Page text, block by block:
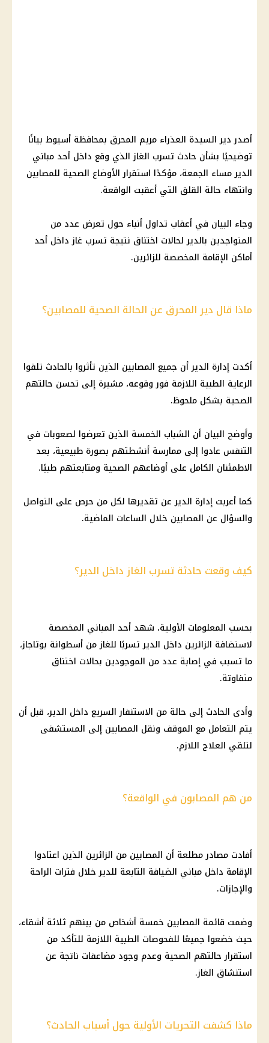
أصدردير السيدة العذراء مريم المحرق بمحافظة أسيوط بيانًا
توضيحيًا بشأن حادث تسرب الغازالذي وقع داخل أحد مباني
الدير مساء الجمعة، مؤكدًا استقرار الأوضاع الصحية للمصابين
وانتهاء حالة القلق التي أعقبت الواقعة.
وجاء البيان في أعقاب تداول أنباء حول تعرض عدد من
المتواجدين بالدير لحالات اختناق نتيجة تسرب غازداخل أحد
أماكن الإقامة المخصصة للزائرين.
ماذا قال دير المحرق عن الحالة الصحية للمصابين؟
أكدت إدارة الدير أن جميع المصابين الذين تأثروا بالحادث تلقوا
الرعاية الطبية اللازمة فور وقوعه، مشيرة إلى تحسن حالتهم
الصحية بشكل ملحوظ.
وأوضح البيان أن الشباب الخمسة الذين تعرضوا لصعوبات في
التنفس عادوا إلى ممارسة أنشطتهم بصورة طبيعية، بعد
الاطمئنان الكامل على أوضاعهم الصحية ومتابعتهم طبيًا.
كما أعربت إدارة الدير عن تقديرها لكل من حرص على التواصل
والسؤال عن المصابين خلال الساعات الماضية.
كيف وقعت حادثة تسرب الغاز داخل الدير؟
بحسب المعلومات الأولية، شهد أحد المباني المخصصة
لاستضافة الزائرين داخل الدير تسربًا للغاز من أسطوانة بوتاجاز،
ما تسبب في إصابة عدد من الموجودين بحالات اختناق
متفاوتة.
وأدى الحادث إلى حالة من الاستنفار السريع داخل الدير، قبل أن
يتم التعامل مع الموقف ونقل المصابين إلى المستشفى
لتلقي العلاج اللازم.
من هم المصابون في الواقعة؟
أفادت مصادر مطلعة أن المصابين من الزائرين الذين اعتادوا
الإقامة داخل مباني الضيافة التابعة للدير خلال فترات الراحة
والإجازات.
وضمت قائمة المصابين خمسة أشخاص من بينهم ثلاثة أشقاء،
حيث خضعوا جميعًا للفحوصات الطبية اللازمة للتأكد من
استقرار حالتهم الصحية وعدم وجود مضاعفات ناتجة عن
استنشاق الغاز.
ماذا كشفت التحريات الأولية حول أسباب الحادث؟